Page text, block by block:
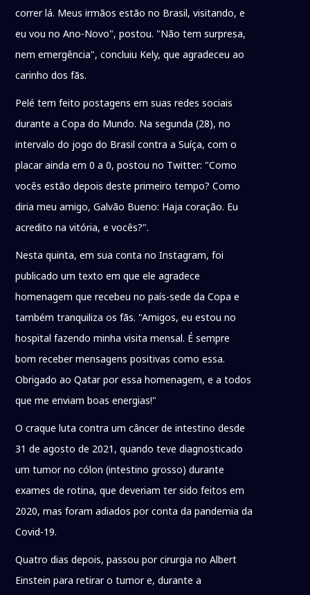
correr lá. Meus irmãos estão no Brasil, visitando, e
eu vou no Ano-Novo", postou. "Não tem surpresa,
nem emergência", concluiu Kely, que agradeceu ao
carinho dos fãs.
Pelé tem feito postagens em suas redes sociais
durante a Copa do Mundo. Na segunda (28), no
intervalo do jogo do Brasil contra a Suíça, com o
placar ainda em 0 a 0, postou no Twitter: "Como
vocês estão depois deste primeiro tempo? Como
diria meu amigo, Galvão Bueno: Haja coração. Eu
acredito na vitória, e vocês?".
Nesta quinta, em sua conta no Instagram, foi
publicado um texto em que ele agradece
homenagem que recebeu no país-sede da Copa e
também tranquiliza os fãs. "Amigos, eu estou no
hospital fazendo minha visita mensal. É sempre
bom receber mensagens positivas como essa.
Obrigado ao Qatar por essa homenagem, e a todos
que me enviam boas energias!"
O craque luta contra um câncer de intestino desde
31 de agosto de 2021, quando teve diagnosticado
um tumor no cólon (intestino grosso) durante
exames de rotina, que deveriam ter sido feitos em
2020, mas foram adiados por conta da pandemia da
Covid-19.
Quatro dias depois, passou por cirurgia no Albert
Einstein para retirar o tumor e, durante a